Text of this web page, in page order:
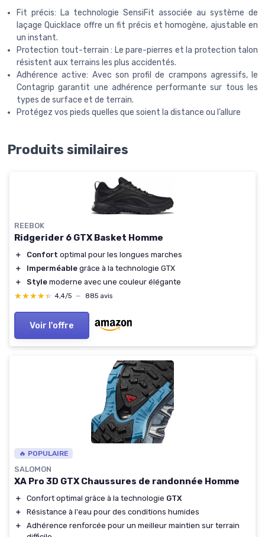
Fit précis: La technologie SensiFit associée au système de
laçage Quicklace offre un fit précis et homogène, ajustable en
un instant.
Protection tout-terrain : Le pare-pierres et la protection talon
résistent aux terrains les plus accidentés.
Adhérence active: Avec son profil de crampons agressifs, le
Contagrip garantit une adhérence performante sur tous les
types de surface et de terrain.
Protégez vos pieds quelles que soient la distance ou l’allure
Produits similaires
REEBOK
Ridgerider 6 GTX Basket Homme
＋ Confort optimal pour les longues marches
＋
Imperméable grâce à la technologie GTX
＋
Style moderne avec une couleur élégante
★★★★★
★★★★★ 4,4/5 — 885 avis
Voir l'offre
🔥 POPULAIRE
SALOMON
XA Pro 3D GTX Chaussures de randonnée Homme
＋ Confort optimal grâce à la technologie GTX
＋
Résistance à l'eau pour des conditions humides
＋
Adhérence renforcée pour un meilleur maintien sur terrain